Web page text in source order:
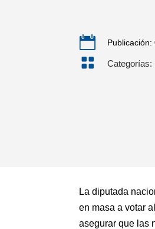

 Categorías:
La diputada
en masa a votar
asegurar que las